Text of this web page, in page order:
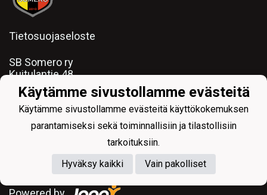
Tietosuojaseloste
SB Somero ry
Kuitulantie 48
31400 SOMERO
puh:0400944013
email: ihamaki.jarkko@gmail.com
y-tunnus:2509088-2
Käytämme sivustollamme evästeitä
Käytämme sivustollamme evästeitä käyttökokemuksen
parantamiseksi sekä toiminnallisiin ja tilastollisiin
tarkoituksiin.
Hyväksy kaikki
Vain pakolliset